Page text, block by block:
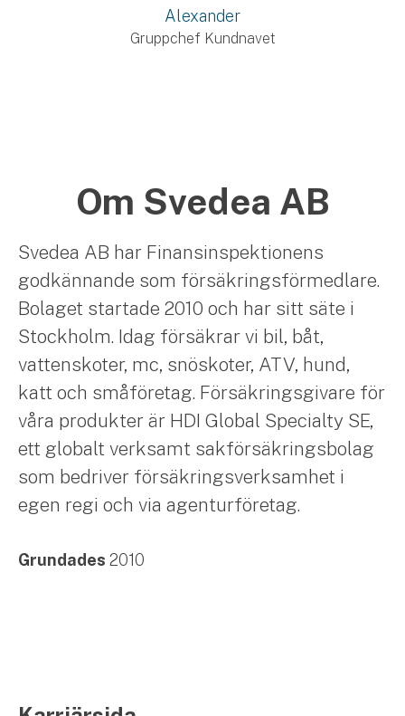
Alexander
Gruppchef Kundnavet
Om Svedea AB
Svedea AB har Finansinspektionens
godkännande som försäkringsförmedlare.
Bolaget startade 2010 och har sitt säte i
Stockholm. Idag försäkrar vi bil, båt,
vattenskoter, mc, snöskoter, ATV, hund,
katt och småföretag. Försäkringsgivare för
våra produkter är HDI Global Specialty SE,
ett globalt verksamt sakförsäkringsbolag
som bedriver försäkringsverksamhet i
egen regi och via agenturföretag.
Grundades 2010